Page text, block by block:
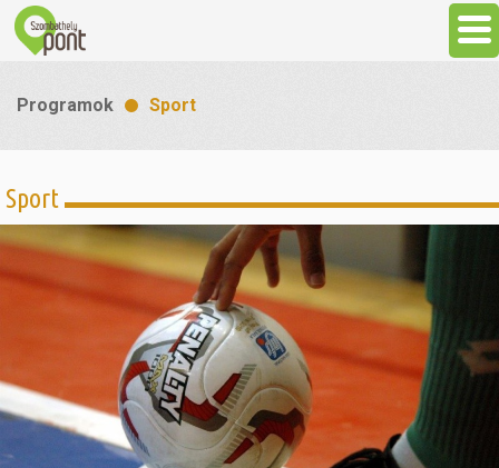
Látnivalók
Gasztronómia
Sport
Programok Sport
Sport